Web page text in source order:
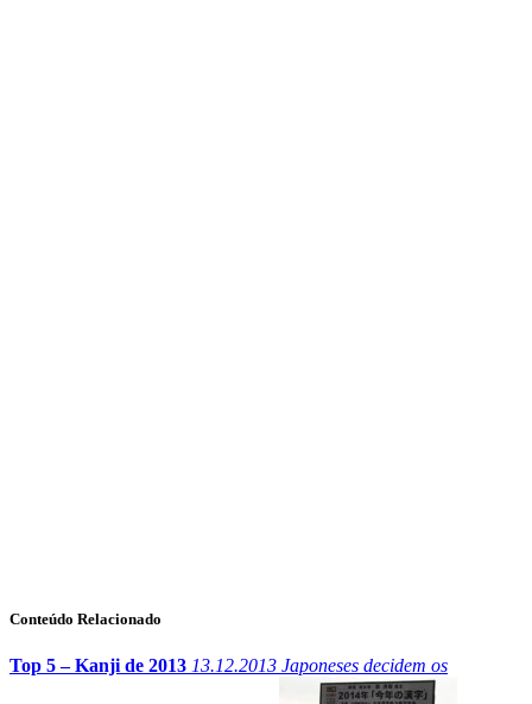
Conteúdo Relacionado
Top 5 – Kanji de 2013 13.12.2013 Japoneses decidem os